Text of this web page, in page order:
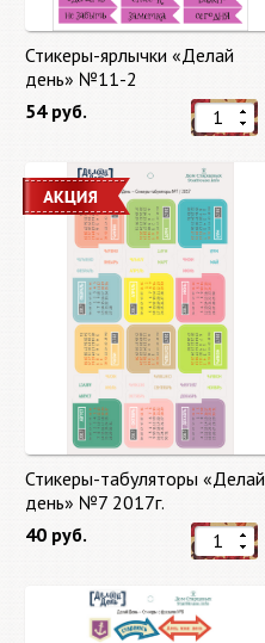
Стикеры-ярлычки «Делай
день» №11-2
54 руб.
Стикеры-табуляторы «Делай
день» №7 2017г.
40 руб.